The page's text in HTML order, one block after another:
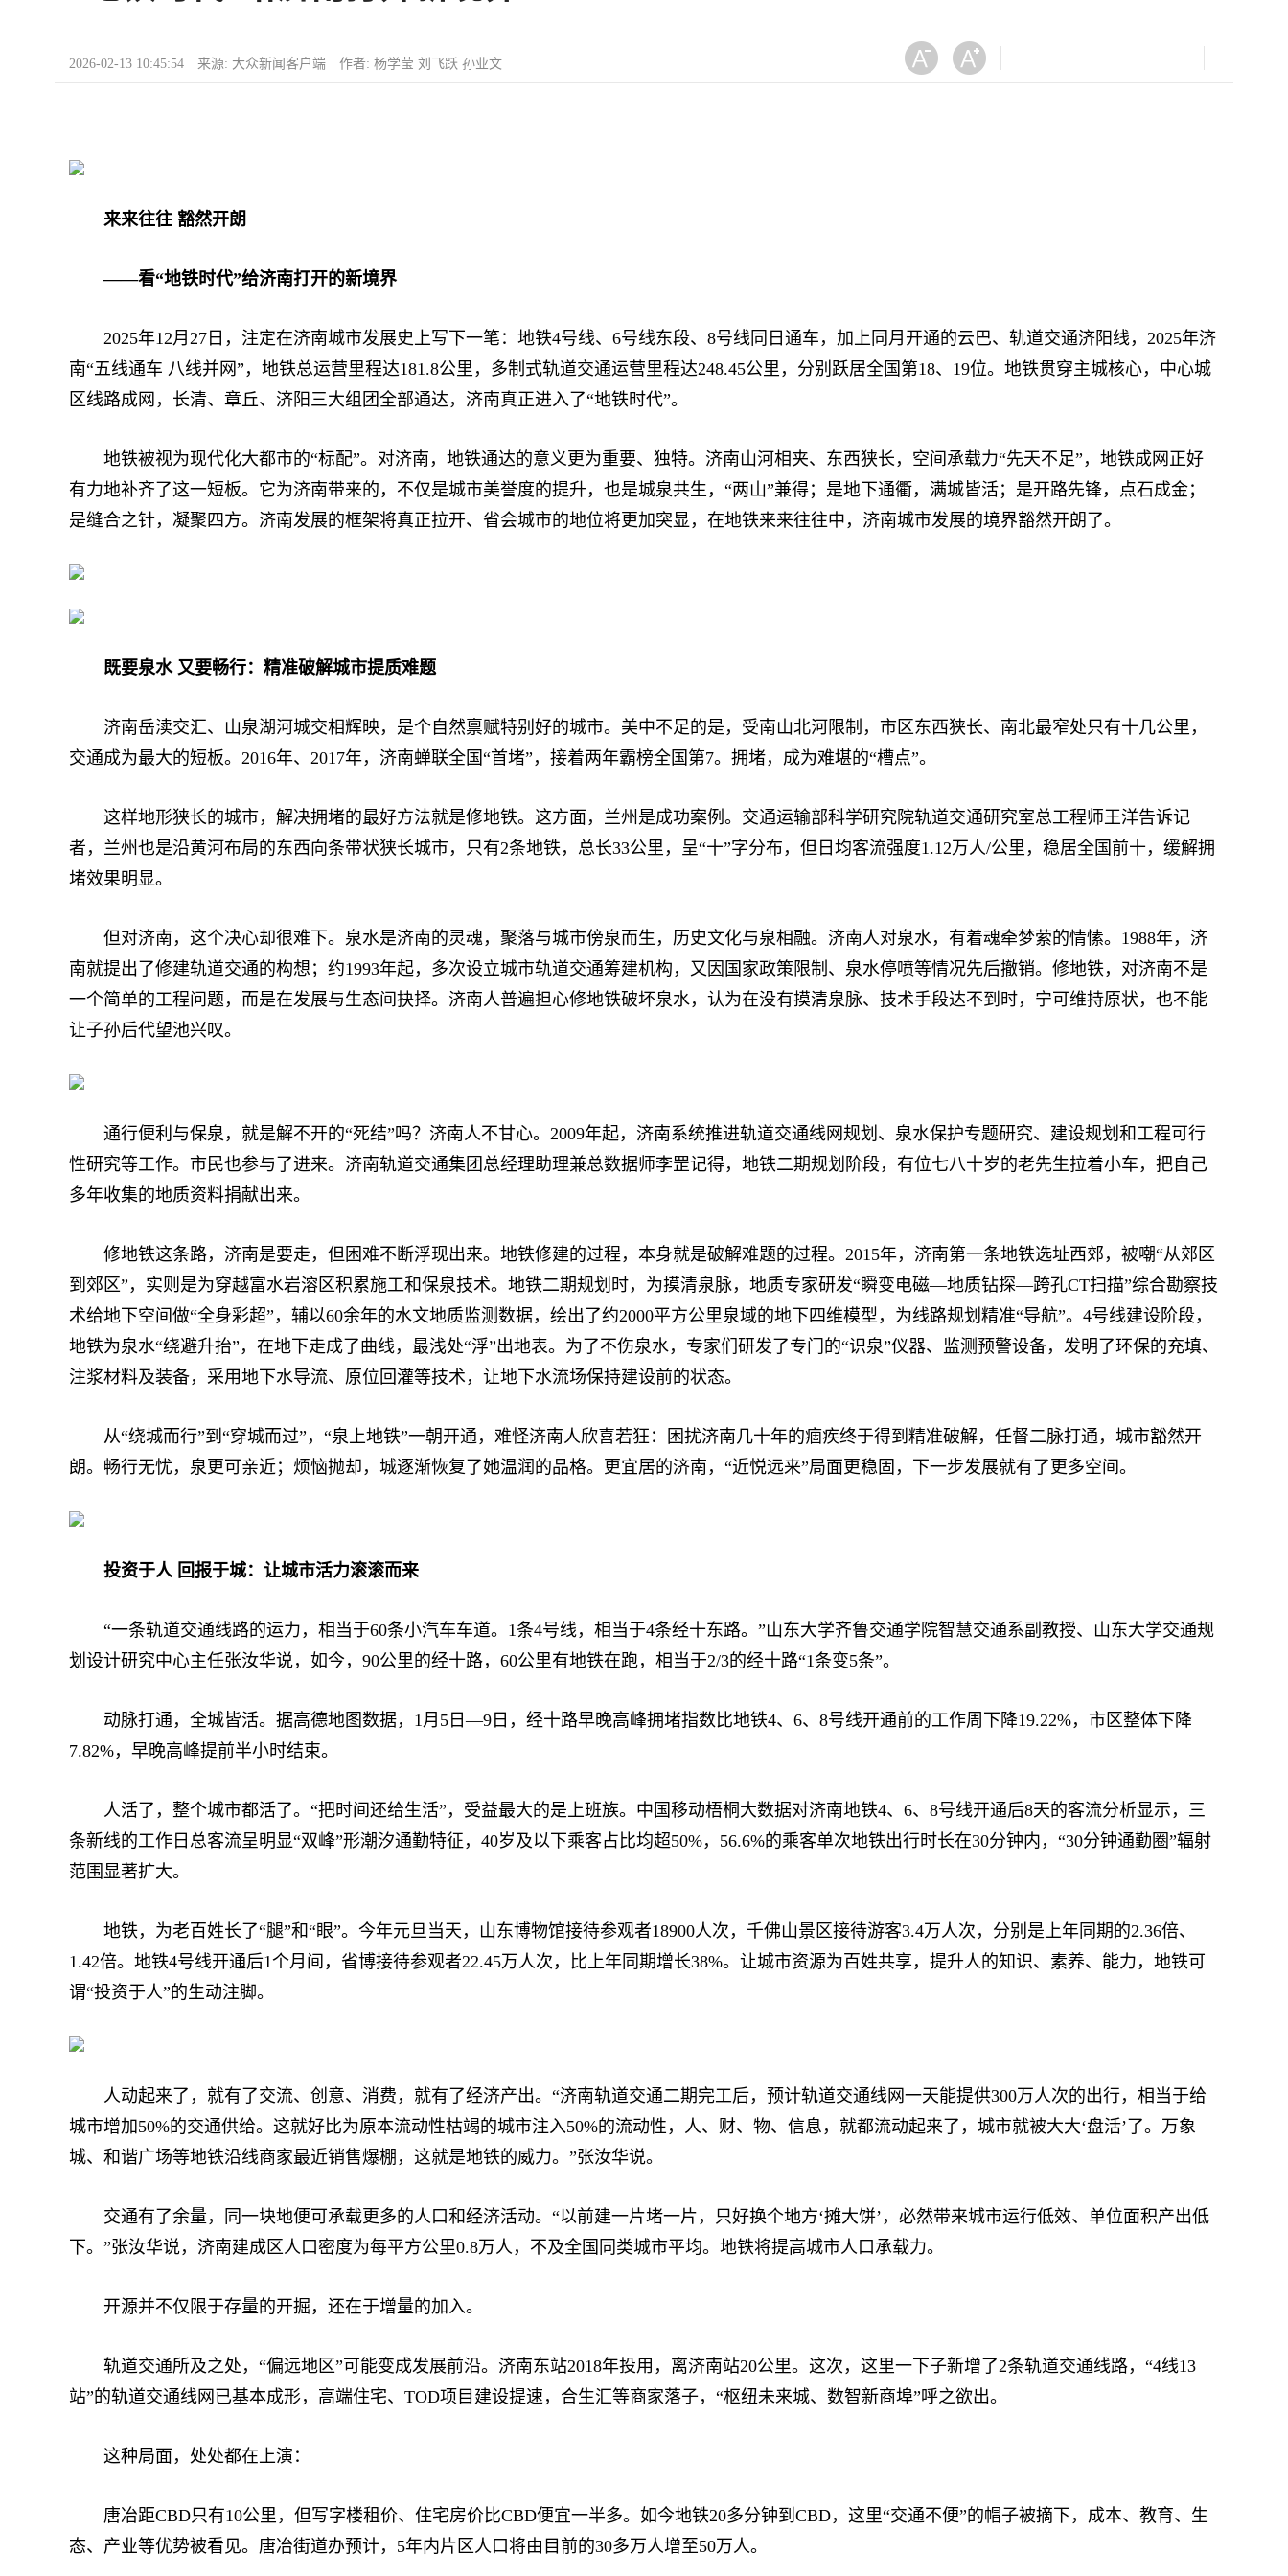
2026-02-13 10:45:54 来源: 大众新闻客户端 作者: 杨学莹 刘飞跃 孙业文
来来往往 豁然开朗
——看“地铁时代”给济南打开的新境界
2025年12月27日，注定在济南城市发展史上写下一笔：地铁4号线、6号线东段、8号线同日通车，加上同月开通的云巴、轨道交通济阳线，2025年济
南“五线通车 八线并网”，地铁总运营里程达181.8公里，多制式轨道交通运营里程达248.45公里，分别跃居全国第18、19位。地铁贯穿主城核心，中心城
区线路成网，长清、章丘、济阳三大组团全部通达，济南真正进入了“地铁时代”。
地铁被视为现代化大都市的“标配”。对济南，地铁通达的意义更为重要、独特。济南山河相夹、东西狭长，空间承载力“先天不足”，地铁成网正好
有力地补齐了这一短板。它为济南带来的，不仅是城市美誉度的提升，也是城泉共生，“两山”兼得；是地下通衢，满城皆活；是开路先锋，点石成金；
是缝合之针，凝聚四方。济南发展的框架将真正拉开、省会城市的地位将更加突显，在地铁来来往往中，济南城市发展的境界豁然开朗了。
既要泉水 又要畅行：精准破解城市提质难题
济南岳渎交汇、山泉湖河城交相辉映，是个自然禀赋特别好的城市。美中不足的是，受南山北河限制，市区东西狭长、南北最窄处只有十几公里，
交通成为最大的短板。2016年、2017年，济南蝉联全国“首堵”，接着两年霸榜全国第7。拥堵，成为难堪的“槽点”。
这样地形狭长的城市，解决拥堵的最好方法就是修地铁。这方面，兰州是成功案例。交通运输部科学研究院轨道交通研究室总工程师王洋告诉记
者，兰州也是沿黄河布局的东西向条带状狭长城市，只有2条地铁，总长33公里，呈“十”字分布，但日均客流强度1.12万人/公里，稳居全国前十，缓解拥
堵效果明显。
但对济南，这个决心却很难下。泉水是济南的灵魂，聚落与城市傍泉而生，历史文化与泉相融。济南人对泉水，有着魂牵梦萦的情愫。1988年，济
南就提出了修建轨道交通的构想；约1993年起，多次设立城市轨道交通筹建机构，又因国家政策限制、泉水停喷等情况先后撤销。修地铁，对济南不是
一个简单的工程问题，而是在发展与生态间抉择。济南人普遍担心修地铁破坏泉水，认为在没有摸清泉脉、技术手段达不到时，宁可维持原状，也不能
让子孙后代望池兴叹。
通行便利与保泉，就是解不开的“死结”吗？济南人不甘心。2009年起，济南系统推进轨道交通线网规划、泉水保护专题研究、建设规划和工程可行
性研究等工作。市民也参与了进来。济南轨道交通集团总经理助理兼总数据师李罡记得，地铁二期规划阶段，有位七八十岁的老先生拉着小车，把自己
多年收集的地质资料捐献出来。
修地铁这条路，济南是要走，但困难不断浮现出来。地铁修建的过程，本身就是破解难题的过程。2015年，济南第一条地铁选址西郊，被嘲“从郊区
到郊区”，实则是为穿越富水岩溶区积累施工和保泉技术。地铁二期规划时，为摸清泉脉，地质专家研发“瞬变电磁—地质钻探—跨孔CT扫描”综合勘察技
术给地下空间做“全身彩超”，辅以60余年的水文地质监测数据，绘出了约2000平方公里泉域的地下四维模型，为线路规划精准“导航”。4号线建设阶段，
地铁为泉水“绕避升抬”，在地下走成了曲线，最浅处“浮”出地表。为了不伤泉水，专家们研发了专门的“识泉”仪器、监测预警设备，发明了环保的充填、
注浆材料及装备，采用地下水导流、原位回灌等技术，让地下水流场保持建设前的状态。
从“绕城而行”到“穿城而过”，“泉上地铁”一朝开通，难怪济南人欣喜若狂：困扰济南几十年的痼疾终于得到精准破解，任督二脉打通，城市豁然开
朗。畅行无忧，泉更可亲近；烦恼抛却，城逐渐恢复了她温润的品格。更宜居的济南，“近悦远来”局面更稳固，下一步发展就有了更多空间。
投资于人 回报于城：让城市活力滚滚而来
“一条轨道交通线路的运力，相当于60条小汽车车道。1条4号线，相当于4条经十东路。”山东大学齐鲁交通学院智慧交通系副教授、山东大学交通规
划设计研究中心主任张汝华说，如今，90公里的经十路，60公里有地铁在跑，相当于2/3的经十路“1条变5条”。
动脉打通，全城皆活。据高德地图数据，1月5日—9日，经十路早晚高峰拥堵指数比地铁4、6、8号线开通前的工作周下降19.22%，市区整体下降
7.82%，早晚高峰提前半小时结束。
人活了，整个城市都活了。“把时间还给生活”，受益最大的是上班族。中国移动梧桐大数据对济南地铁4、6、8号线开通后8天的客流分析显示，三
条新线的工作日总客流呈明显“双峰”形潮汐通勤特征，40岁及以下乘客占比均超50%，56.6%的乘客单次地铁出行时长在30分钟内，“30分钟通勤圈”辐射
范围显著扩大。
地铁，为老百姓长了“腿”和“眼”。今年元旦当天，山东博物馆接待参观者18900人次，千佛山景区接待游客3.4万人次，分别是上年同期的2.36倍、
1.42倍。地铁4号线开通后1个月间，省博接待参观者22.45万人次，比上年同期增长38%。让城市资源为百姓共享，提升人的知识、素养、能力，地铁可
谓“投资于人”的生动注脚。
人动起来了，就有了交流、创意、消费，就有了经济产出。“济南轨道交通二期完工后，预计轨道交通线网一天能提供300万人次的出行，相当于给
城市增加50%的交通供给。这就好比为原本流动性枯竭的城市注入50%的流动性，人、财、物、信息，就都流动起来了，城市就被大大‘盘活’了。万象
城、和谐广场等地铁沿线商家最近销售爆棚，这就是地铁的威力。”张汝华说。
交通有了余量，同一块地便可承载更多的人口和经济活动。“以前建一片堵一片，只好换个地方‘摊大饼’，必然带来城市运行低效、单位面积产出低
下。”张汝华说，济南建成区人口密度为每平方公里0.8万人，不及全国同类城市平均。地铁将提高城市人口承载力。
开源并不仅限于存量的开掘，还在于增量的加入。
轨道交通所及之处，“偏远地区”可能变成发展前沿。济南东站2018年投用，离济南站20公里。这次，这里一下子新增了2条轨道交通线路，“4线13
站”的轨道交通线网已基本成形，高端住宅、TOD项目建设提速，合生汇等商家落子，“枢纽未来城、数智新商埠”呼之欲出。
这种局面，处处都在上演：
唐冶距CBD只有10公里，但写字楼租价、住宅房价比CBD便宜一半多。如今地铁20多分钟到CBD，这里“交通不便”的帽子被摘下，成本、教育、生
态、产业等优势被看见。唐冶街道办预计，5年内片区人口将由目前的30多万人增至50万人。